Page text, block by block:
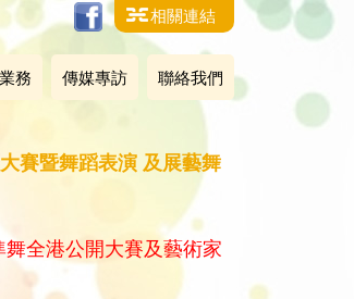
相關連結
務 傳媒專訪 聯絡我們
賽暨舞蹈表演 及展藝舞
全港公開大賽及藝術家